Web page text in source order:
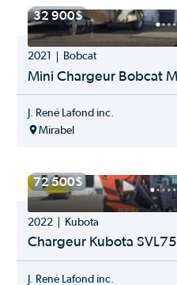
Tracteur utilitaire
Hardy
Hla
JCB
Jeantil
John Deere
Kioti
Krone
Kverneland
Lastec
Mag Off Road
Manitou
MASKA
32 900$
2021 Bobcat
Mini Chargeur Bobcat
J. René Lafond inc.
Mirabel
72 500$
2022 Kubota
Chargeur Kubota SVL75
J. René Lafond inc.